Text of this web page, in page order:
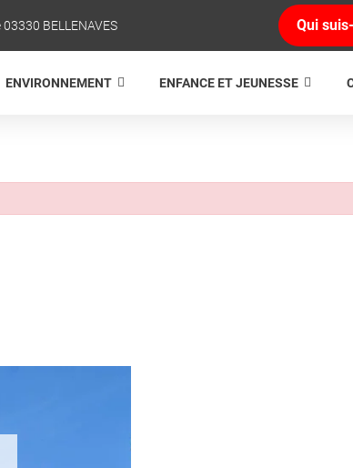
BELLENAVES Qui
ENVIRONNEMENT ENFANCE ET JEUNESSE